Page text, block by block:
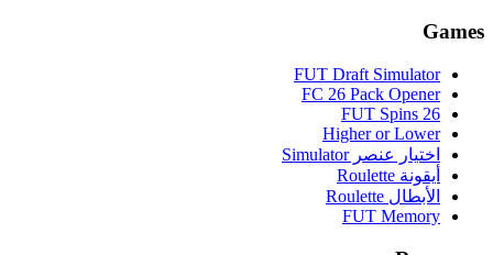
Games
FUT Draft Simulator
FC 26 Pack Opener
FUT Spins 26
Higher or Lower
اختيار عنصر Simulator
أيقونة Roulette
الأبطال Roulette
FUT Memory